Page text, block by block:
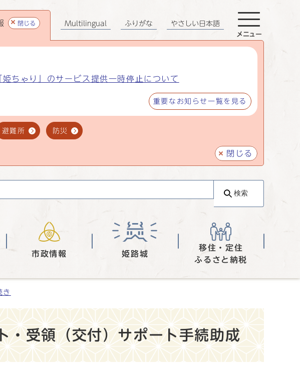
閉じる
ちゃり」のサービス提供一時停止について
重要なお知らせ一覧を見る
避難所 防災
閉じる
Multilingual ふりがな やさしい日本語
メニュー
検索
市政情報 姫路城
移住・定住
ふるさと納税
き
・受領（交付）サポート手続助成